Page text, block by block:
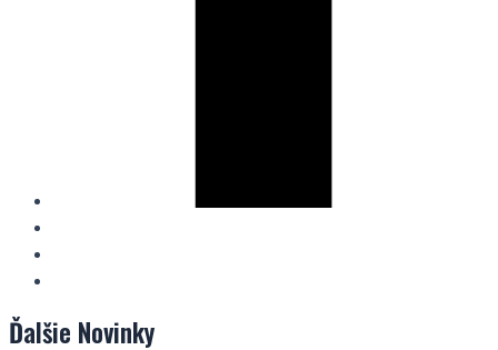
Ďalšie Novinky